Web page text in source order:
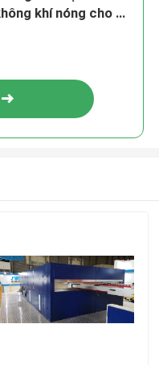
khí nóng cho ga